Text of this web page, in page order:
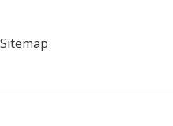
Sitemap